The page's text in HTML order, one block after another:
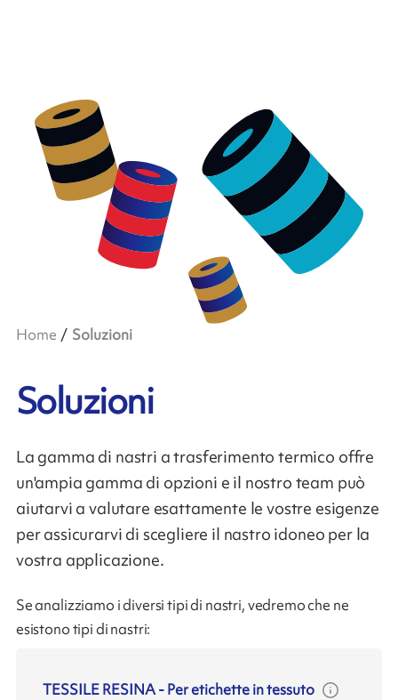
Home Soluzioni
Soluzioni
La gamma di nastri a trasferimento termico offre
un'ampia gamma di opzioni e il nostro team può
aiutarvi a valutare esattamente le vostre esigenze
per assicurarvi di scegliere il nastro idoneo per la
vostra applicazione.
Se analizziamo i diversi tipi di nastri, vedremo che ne
esistono tipi di nastri:
TESSILE RESINA-Per etichette in tessuto